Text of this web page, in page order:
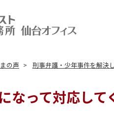
の声 刑事弁護・少年事件を解決
なって対応して